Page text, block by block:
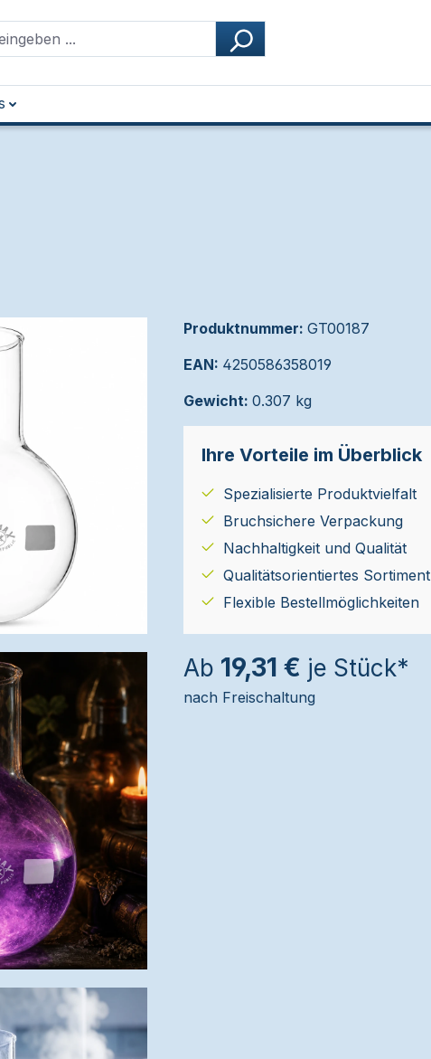
Produktnummer: GT00187
EAN: 4250586358019
Gewicht: 0.307 kg
Ihre Vorteile im Überblick
Spezialisierte Produktvielfalt
Bruchsichere Verpackung
Nachhaltigkeit und Qualität
Qualitätsorientiertes Sortiment
Flexible Bestellmöglichkeiten
Ab 19,31 € je Stück*
nach Freischaltung